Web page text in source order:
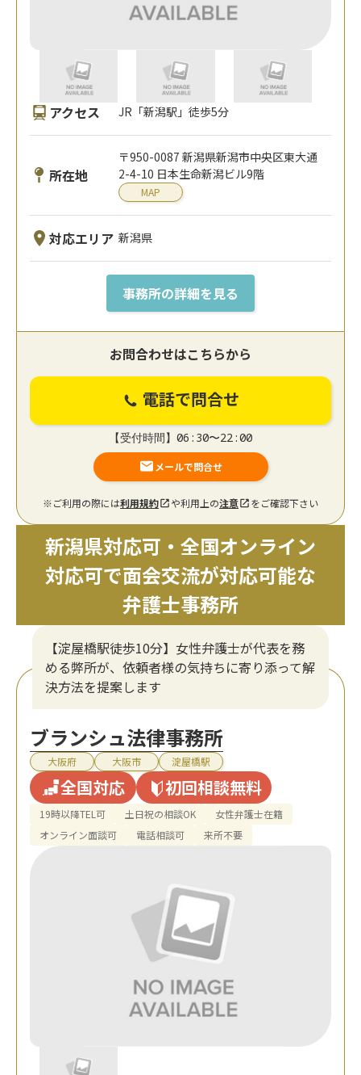
アクセス JR「新潟駅」徒歩5分
所在地
〒950-0087 新潟県新潟市中央区東大通
2-4-10 日本生命新潟ビル9階
MAP
対応エリア 新潟県
事務所の詳細を見る
お問合わせはこちらから
電話で問合せ
【受付時間】06:30〜22:00
メールで問合せ
※ご利用の際には利用規約 や利用上の注意 をご確認下さい
新潟県対応可・全国オンライン
対応可で面会交流が対応可能な
弁護士事務所
【淀屋橋駅徒歩10分】女性弁護士が代表を務
める弊所が、依頼者様の気持ちに寄り添って解
決方法を提案します
ブランシュ法律事務所
大阪府 大阪市 淀屋橋駅
全国対応 初回相談無料
19時以降TEL可 土日祝の相談OK
女性弁護士在籍
オンライン面談可
電話相談可 来所不要